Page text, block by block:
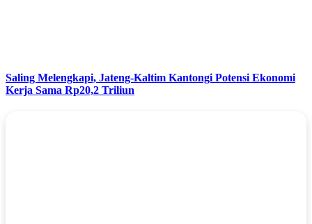
Saling Melengkapi, Jateng-Kaltim Kantongi Potensi Ekonomi
Kerja Sama Rp20,2 Triliun